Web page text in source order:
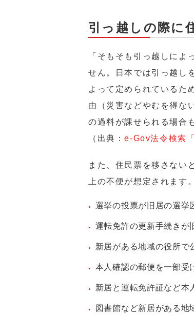
引っ越しの際に
「そもそも引っ越しによ
せん。日本では引っ越し
よって定められているた
由（災害などやむを得な
の過料が課せられる場合
（出典：e-Gov法令検索
また、住民票を移さない
上の不便が想定されます。
選挙の投票が旧居の選挙
運転免許の更新手続きが
新居がある地域の役所で
本人確認の郵便を一部受
新居と運転免許証など本
図書館など新居がある地